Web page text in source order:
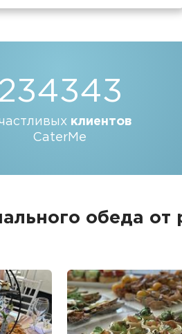
клиентов
CaterMe
обеда от